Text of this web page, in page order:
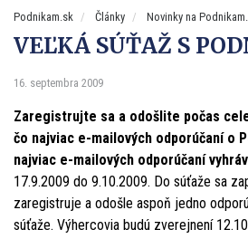
Podnikam.sk Články Novinky na
VEĽKÁ SÚŤAŽ S
16. septembra 2009
Zaregistrujte sa a odošlite počas
čo najviac e-mailových odporúčaní o
najviac e-mailových odporúčaní
17.9.2009 do 9.10.2009. Do súťaže sa
zaregistruje a odošle aspoň jedno
súťaže. Výhercovia budú zverejnení